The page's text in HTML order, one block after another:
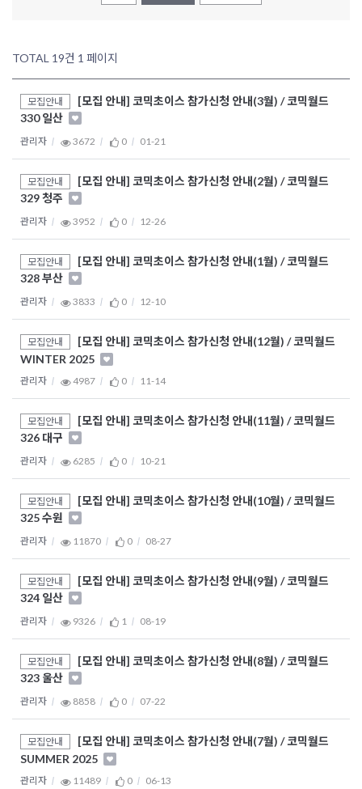
TOTAL 19건 1 페이지
모집안내
[모집 안내] 코믹초이스 참가신청 안내(3월) / 코믹월드
330 일산
관리자 3672 0 01-21
모집안내
[모집 안내] 코믹초이스 참가신청 안내(2월) / 코믹월드
329 청주
관리자 3952 0 12-26
모집안내
[모집 안내] 코믹초이스 참가신청 안내(1월) / 코믹월드
328 부산
관리자 3833 0 12-10
모집안내
[모집 안내] 코믹초이스 참가신청 안내(12월) / 코믹월드
WINTER 2025
관리자 4987 0 11-14
모집안내
[모집 안내] 코믹초이스 참가신청 안내(11월) / 코믹월드
326 대구
관리자 6285 0 10-21
모집안내
[모집 안내] 코믹초이스 참가신청 안내(10월) / 코믹월드
325 수원
관리자 11870 0 08-27
모집안내
[모집 안내] 코믹초이스 참가신청 안내(9월) / 코믹월드
324 일산
관리자 9326 1 08-19
모집안내
[모집 안내] 코믹초이스 참가신청 안내(8월) / 코믹월드
323 울산
관리자 8858 0 07-22
모집안내
[모집 안내] 코믹초이스 참가신청 안내(7월) / 코믹월드
SUMMER 2025
관리자 11489 0 06-13